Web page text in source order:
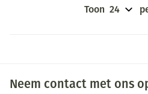
Toon
Neem contact met ons